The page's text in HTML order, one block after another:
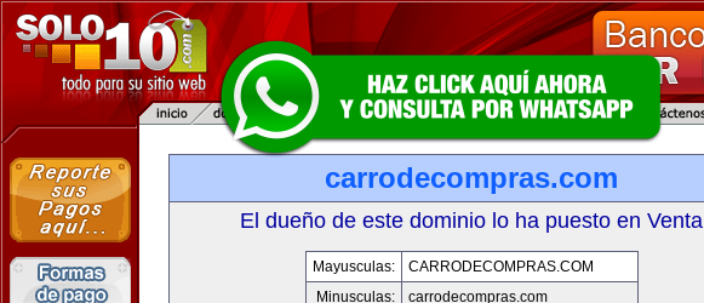
carrodecompras.com
El dueño de este dominio lo ha puesto en Venta
Mayusculas:
CARRODECOMPRAS.COM
Minusculas:
carrodecompras.com